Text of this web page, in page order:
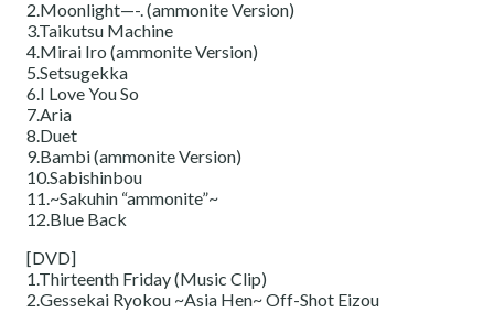
2.Moonlight—-. (ammonite Version)
3.Taikutsu Machine
4.Mirai Iro (ammonite Version)
5.Setsugekka
6.I Love You So
7.Aria
8.Duet
9.Bambi (ammonite Version)
10.Sabishinbou
11.~Sakuhin “ammonite”~
12.Blue Back
[DVD]
1.Thirteenth Friday (Music Clip)
2.Gessekai Ryokou ~Asia Hen~ Off-Shot Eizou